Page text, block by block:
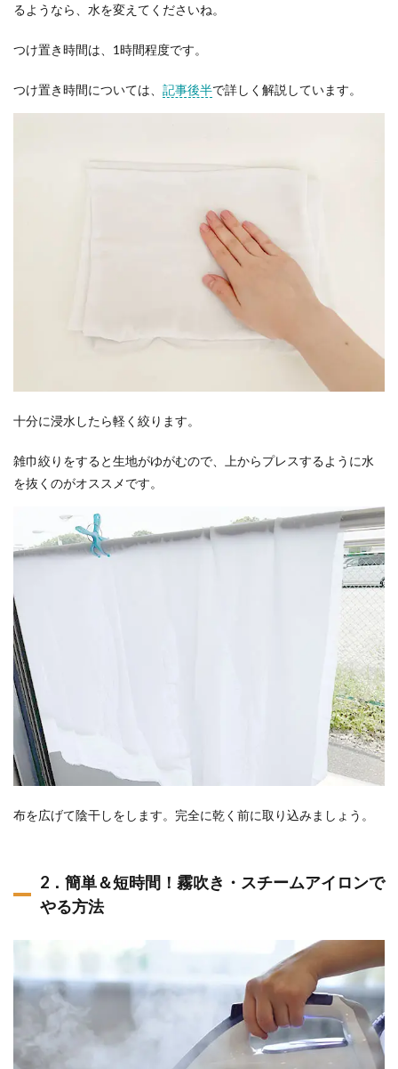
るようなら、水を変えてくださいね。
つけ置き時間は、1時間程度です。
つけ置き時間については、 記事後半で詳しく解説しています。
十分に浸水したら軽く絞ります。
雑巾絞りをすると生地がゆがむので、上からプレスするように水
を抜くのがオススメです。
布を広げて陰干しをします。完全に乾く前に取り込みましょう。
2．簡単＆短時間！霧吹き・スチームアイロンで
やる方法